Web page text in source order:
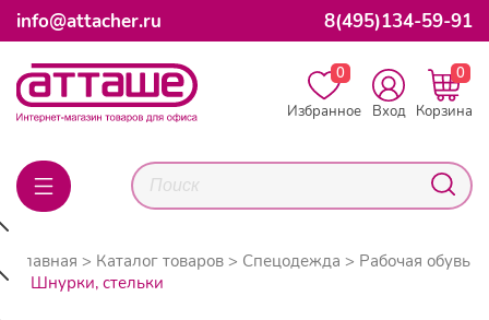
info@attacher.ru 8(495)134-59-91
0
Избранное
Вход
0
Корзина
Главная Каталог товаров Спецодежда
Рабочая обувь
Шнурки, стельки